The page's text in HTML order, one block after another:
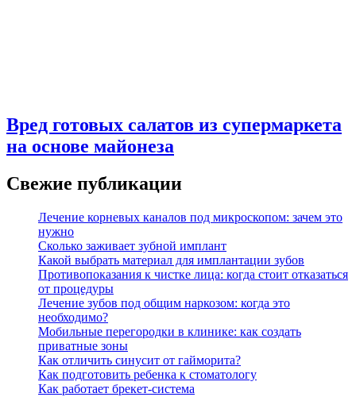
Вред готовых салатов из супермаркета
на основе майонеза
Свежие публикации
Лечение корневых каналов под микроскопом: зачем это
нужно
Сколько заживает зубной имплант
Какой выбрать материал для имплантации зубов
Противопоказания к чистке лица: когда стоит отказаться
от процедуры
Лечение зубов под общим наркозом: когда это
необходимо?
Мобильные перегородки в клинике: как создать
приватные зоны
Как отличить синусит от гайморита?
Как подготовить ребенка к стоматологу
Как работает брекет-система